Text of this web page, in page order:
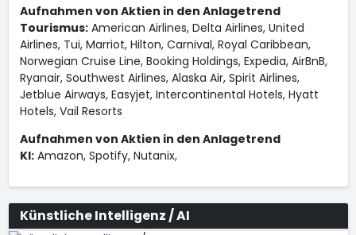
Aufnahmen von Aktien in den Anlagetrend
Tourismus:American Airlines, Delta Airlines, United
Airlines, Tui, Marriot, Hilton, Carnival, Royal Caribbean,
Norwegian Cruise Line, Booking Holdings, Expedia, AirBnB,
Ryanair, Southwest Airlines, Alaska Air, Spirit Airlines,
Jetblue Airways, Easyjet, Intercontinental Hotels, Hyatt
Hotels, Vail Resorts
Aufnahmen von Aktien in den Anlagetrend
KI:Amazon, Spotify, Nutanix,
Künstliche Intelligenz / AI